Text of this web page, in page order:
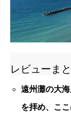
レビューま
遠州灘の大
を拝め、こ